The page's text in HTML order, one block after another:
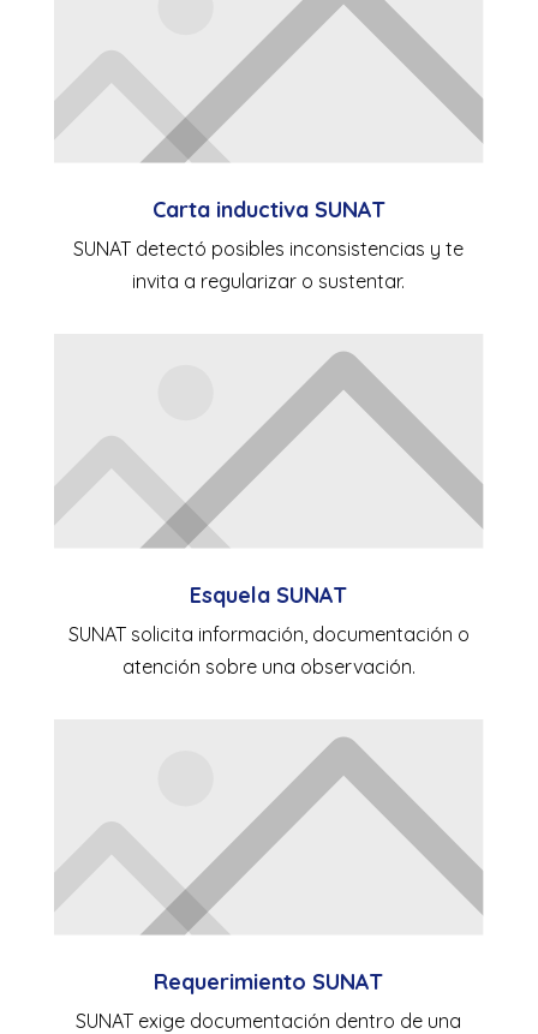
Carta inductiva SUNAT
SUNAT detectó posibles inconsistencias y te
invita a regularizar o sustentar.
Esquela SUNAT
SUNAT solicita información, documentación o
atención sobre una observación.
Requerimiento SUNAT
SUNAT exige documentación dentro de una